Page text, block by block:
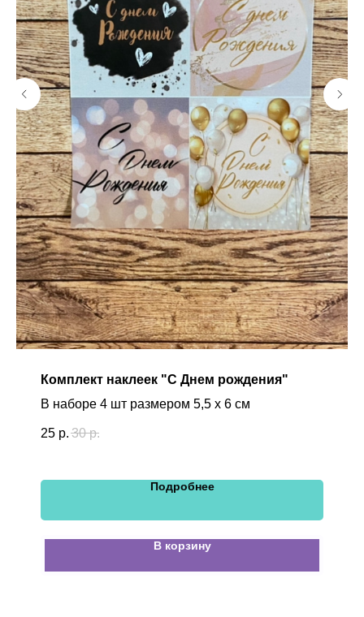
Комплект наклеек "С Днем рождения"
В наборе 4 шт размером 5,5 х 6 см
25 р. 30 р.
Подробнее
В корзину